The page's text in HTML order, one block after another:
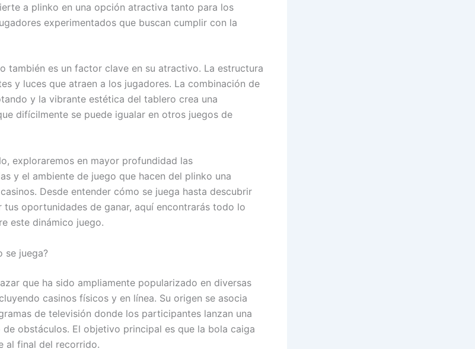
a plinko en una opción atractiva tanto para los
experimentados que buscan cumplir con la
también es un factor clave en su atractivo. La estructura
y luces que atraen a los jugadores. La combinación de
y la vibrante estética del tablero crea una
difícilmente se puede igualar en otros juegos de
exploraremos en mayor profundidad las
y el ambiente de juego que hacen del plinko una
Desde entender cómo se juega hasta descubrir
tus oportunidades de ganar, aquí encontrarás todo lo
este dinámico juego.
se juega?
que ha sido ampliamente popularizado en diversas
casinos físicos y en línea. Su origen se asocia
de televisión donde los participantes lanzan una
obstáculos. El objetivo principal es que la bola caiga
al final del recorrido.